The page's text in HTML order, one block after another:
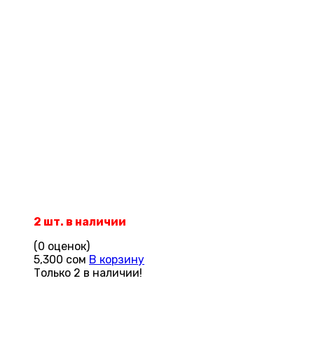
2 шт. в наличии
(0 оценок)
5,300 сом В корзину
Только 2 в наличии!